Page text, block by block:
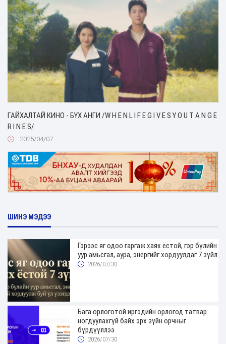
ГАЙХАЛТАЙ КИНО - БҮХ АНГИ /W H E N L I F E G I V E S Y O U T A N G E
R I N E S/
2025/04/07
ШИНЭ МЭДЭЭ
Гэрээс яг одоо гаргаж хаях ёстой, гэр бүлийн
уур амьсгал, аура, энергийг хордуулдаг 7 зүйл
2026/07/30
Бага орлоготой иргэдийн орлогод татвар
ногдуулахгүй байх эрх зүйн орчныг
бүрдүүллээ
2026/07/30